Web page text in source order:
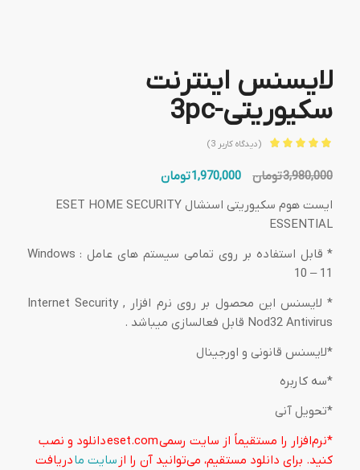
لایسنس اینترنت
سکیوریتی-3pc
از 5 امتیاز
مشتری
(دیدگاه کاربر 3
)
3,980,000تومان
قیمت
3,980,000 تومان
1,970,000تومانقیمت
1,970,000 تومان.
ایست هوم سکیوریتی اسنشال ESET HOME SECURITY
ESSENTIAL
* قابل استفاده بر روی تمامی سیستم های عامل : Windows
10 – 11
* لایسنس این محصول بر روی نرم افزار Internet Security ,
Nod32 Antivirus قابل فعالسازی میباشد .
*لایسنس قانونی و اورجینال
*سه کاربره
*تحویل آنی
*نرم‌افزار را مستقیماً از سایت رسمیeset.comدانلود و نصب
کنید. برای دانلود مستقیم، می‌توانید آن را از سایت مادریافت